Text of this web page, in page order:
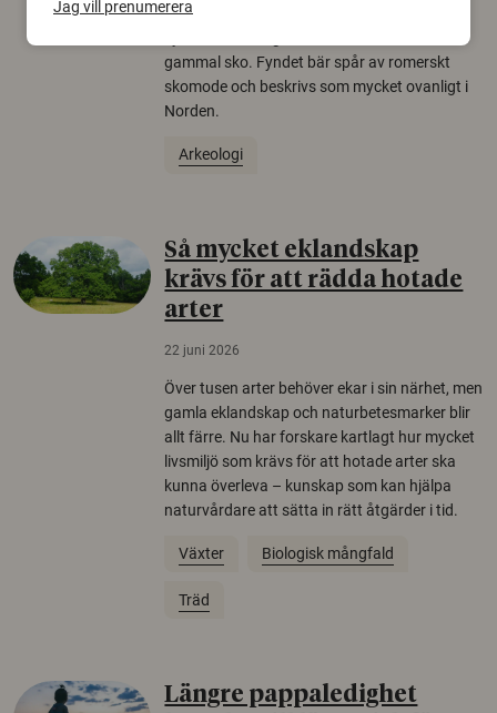
Det som arkeologer länge trodde var en
gammal sko. Fyndet bär spår av romerskt
skomode och beskrivs som mycket ovanligt i
Norden.
Arkeologi
Så mycket eklandskap
krävs för att rädda hotade
arter
22 juni 2026
Över tusen arter behöver ekar i sin närhet, men
gamla eklandskap och naturbetesmarker blir
allt färre. Nu har forskare kartlagt hur mycket
livsmiljö som krävs för att hotade arter ska
kunna överleva – kunskap som kan hjälpa
naturvårdare att sätta in rätt åtgärder i tid.
Växter Biologisk mångfald
Träd
Längre pappaledighet
Jag vill prenumerera